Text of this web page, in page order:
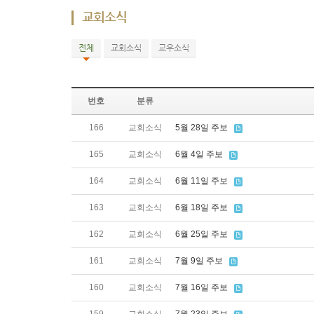
교회소식
전체 교회소식 교우소식
번호 분류
166 교회소식 5월 28일 주보
165 교회소식 6월 4일 주보
164 교회소식 6월 11일 주보
163 교회소식 6월 18일 주보
162 교회소식 6월 25일 주보
161 교회소식 7월 9일 주보
160 교회소식 7월 16일 주보